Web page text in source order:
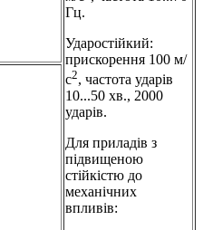
Гц.
Ударостійкий:
прискорення 100 м/
с2, частота ударів
10...50 хв., 2000
ударів.
Для приладів з
підвищеною
стійкістю до
механічних
впливів: